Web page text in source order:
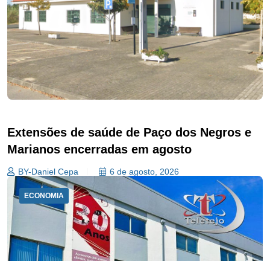
Extensões de saúde de Paço dos Negros e
Marianos encerradas em agosto
BY-Daniel Cepa 6 de agosto, 2026
ECONOMIA